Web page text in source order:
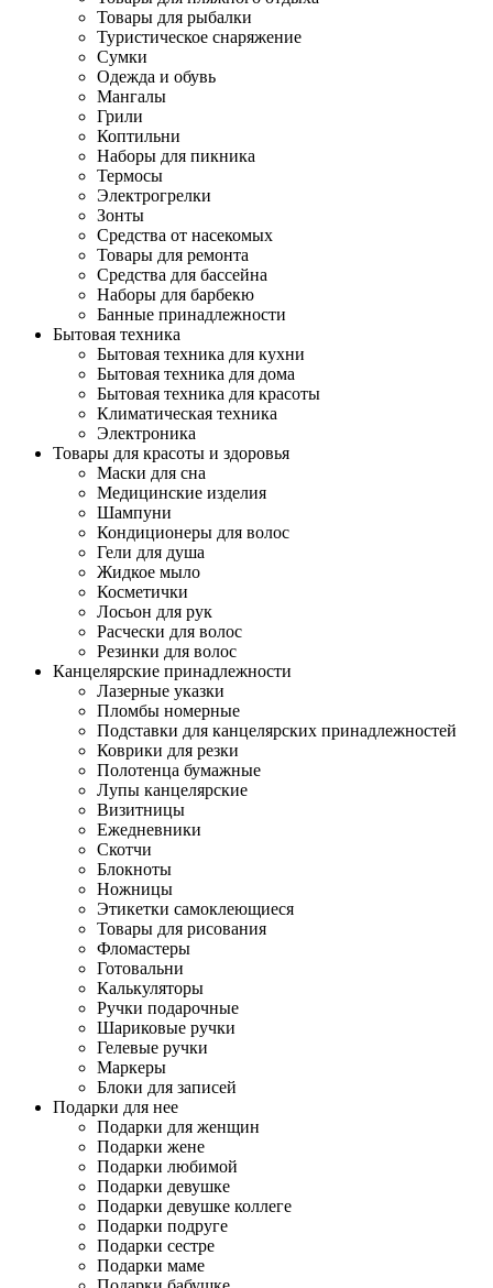
Товары для рыбалки
Туристическое снаряжение
Сумки
Одежда и обувь
Мангалы
Грили
Коптильни
Наборы для пикника
Термосы
Электрогрелки
Зонты
Средства от насекомых
Товары для ремонта
Средства для бассейна
Наборы для барбекю
Банные принадлежности
Бытовая техника
Бытовая техника для кухни
Бытовая техника для дома
Бытовая техника для красоты
Климатическая техника
Электроника
Товары для красоты и здоровья
Маски для сна
Медицинские изделия
Шампуни
Кондиционеры для волос
Гели для душа
Жидкое мыло
Косметички
Лосьон для рук
Расчески для волос
Резинки для волос
Канцелярские принадлежности
Лазерные указки
Пломбы номерные
Подставки для канцелярских принадлежностей
Коврики для резки
Полотенца бумажные
Лупы канцелярские
Визитницы
Ежедневники
Скотчи
Блокноты
Ножницы
Этикетки самоклеющиеся
Товары для рисования
Фломастеры
Готовальни
Калькуляторы
Ручки подарочные
Шариковые ручки
Гелевые ручки
Маркеры
Блоки для записей
Подарки для нее
Подарки для женщин
Подарки жене
Подарки любимой
Подарки девушке
Подарки девушке коллеге
Подарки подруге
Подарки сестре
Подарки маме